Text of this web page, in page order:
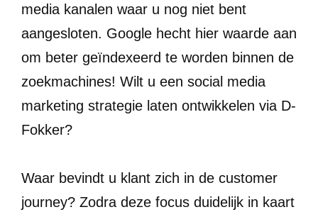
media kanalen waar u nog niet bent
aangesloten. Google hecht hier waarde aan
om beter geïndexeerd te worden binnen de
zoekmachines! Wilt u een social media
marketing strategie laten ontwikkelen via D-
Fokker?
Waar bevindt u klant zich in de customer
journey? Zodra deze focus duidelijk in kaart